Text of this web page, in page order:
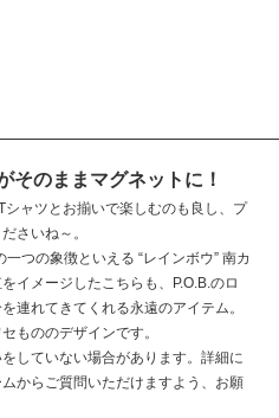
そのままマグネットに！
シャツとお揃いで楽しむのも良し、プ
さいね～。
つの象徴といえる “レインボウ” 南カ
イメージしたこちらも、P.O.B.のロ
連れてきてくれる永遠のアイテム。
もののデザインです。
していない場合があります。詳細に
からご質問いただけますよう、お願